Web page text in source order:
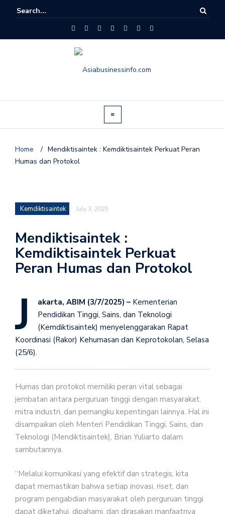
Home / Mendiktisaintek : Kemdiktisaintek Perkuat Peran
Humas dan Protokol
Kemdiktisaintek July 3, 2025
Mendiktisaintek :
Kemdiktisaintek Perkuat
Peran Humas dan Protokol
J akarta, ABIM (3/7/2025) – Kementerian
Pendidikan Tinggi, Sains, dan Teknologi
(Kemdiktisaintek) menyelenggarakan Rapat
Koordinasi (Rakor) Kehumasan dan Keprotokolan, Selasa
(25/6).
Humas dan protokol memiliki peran vital sebagai
jembatan antara perguruan tinggi dengan masyarakat,
mitra industri, dan pemangku kepentingan lainnya. Hal ini
disampaikan oleh Menteri Pendidikan Tinggi, Sains, dan
Teknologi (Mendiktisaintek), Brian Yuliarto dalam
sambutannya.
“Melalui komunikasi yang efektif dan strategis, kita
dapat memastikan bahwa setiap inovasi, riset, dan
program pengabdian masyarakat oleh perguruan tinggi
dapat diketahui, dipahami, dan dirasakan manfaatnya